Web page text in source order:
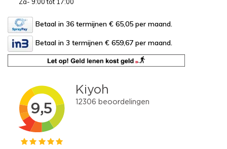
Betaal in 36 termijnen € 65,05 per maand.
Betaal in 3 termijnen € 659,67 per maand.